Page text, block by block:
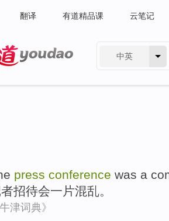
翻译 有道精品课 云笔记
中英
press conference was a
招待会一 片混乱。
牛津词典》